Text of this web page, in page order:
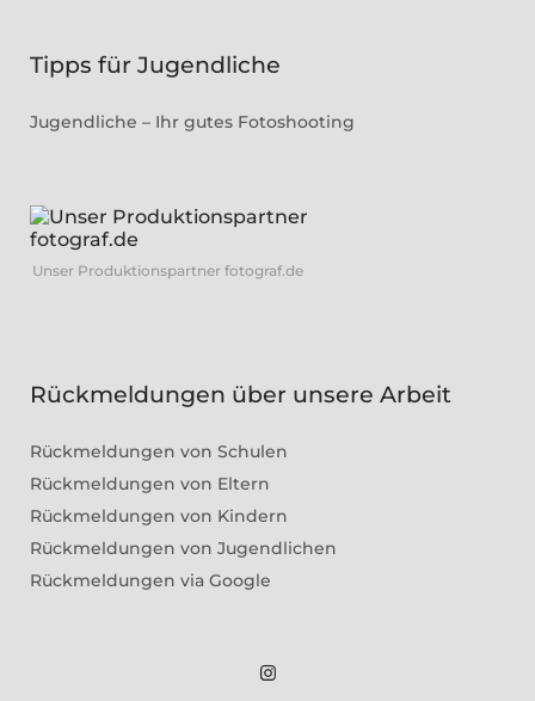
Tipps für Jugendliche
Jugendliche – Ihr gutes Fotoshooting
Unser Produktionspartner fotograf.de
Rückmeldungen über unsere Arbeit
Rückmeldungen von Schulen
Rückmeldungen von Eltern
Rückmeldungen von Kindern
Rückmeldungen von Jugendlichen
Rückmeldungen via Google